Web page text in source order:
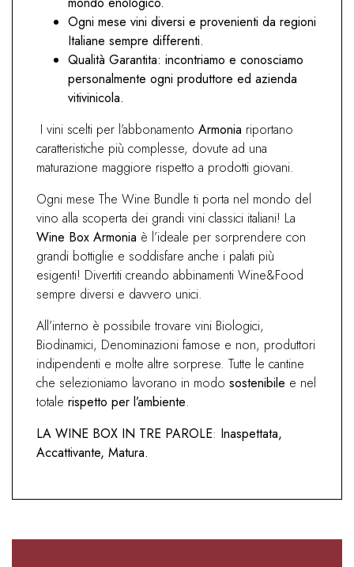
Ogni mese vini diversi e provenienti da regioni
Italiane sempre differenti.
Qualità Garantita: incontriamo e conosciamo
personalmente ogni produttore ed azienda
vitivinicola.
I vini scelti per l’abbonamento Armonia riportano
caratteristiche più complesse, dovute ad una
maturazione maggiore rispetto a prodotti giovani.
Ogni mese The Wine Bundle ti porta nel mondo del
vino alla scoperta dei grandi vini classici italiani! La
Wine Box Armonia è l’ideale per sorprendere con
grandi bottiglie e soddisfare anche i palati più
esigenti! Divertiti creando abbinamenti Wine&Food
sempre diversi e davvero unici.
All’interno è possibile trovare vini Biologici,
Biodinamici, Denominazioni famose e non, produttori
indipendenti e molte altre sorprese. Tutte le cantine
che selezioniamo lavorano in modo sostenibile e nel
totale rispetto per l’ambiente.
LA WINE BOX IN TRE PAROLE: Inaspettata,
Accattivante, Matura.